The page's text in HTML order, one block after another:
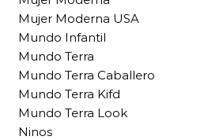
Mujer Moderna USA
Mundo Infantil
Mundo Terra
Mundo Terra Caballero
Mundo Terra Kifd
Mundo Terra Look
Ninos